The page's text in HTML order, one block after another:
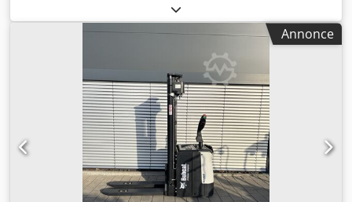
, hauteur de levage:
centre de gravité de la charge:600 mm, type de carburant:
, hauteur de construction:
24 V, longueur des
, poids total: 576 kg, 5108763 Crjdpfx
Aoyv S Rmsi Aef Numéro de série : OBWNL-003130
Caractéristiques de la batterie : 24 V, 60 Ah.
Annonce